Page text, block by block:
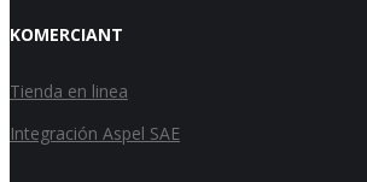
KOMERCIANT
Tienda en linea
Integración Aspel SAE